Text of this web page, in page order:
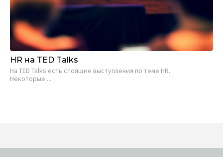
HR на TED Talks
На TED Talks есть стоящие выступления по теме HR.
Некоторые ...